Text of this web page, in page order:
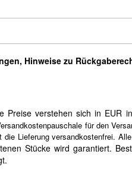
Hinweise zu
Preise verstehen sich in EUR
für den
Lieferung versandkostenfrei.
Stücke wird garantiert.